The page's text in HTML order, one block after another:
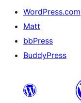
WordPress.com
Matt
bbPress
BuddyPress